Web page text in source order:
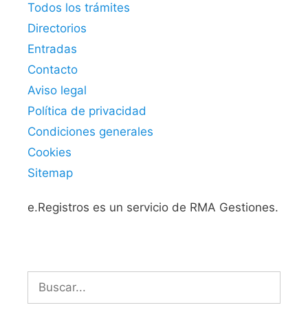
Todos los trámites
Directorios
Entradas
Contacto
Aviso legal
Política de privacidad
Condiciones generales
Cookies
Sitemap
e.Registros es un servicio de RMA Gestiones.
Buscar: